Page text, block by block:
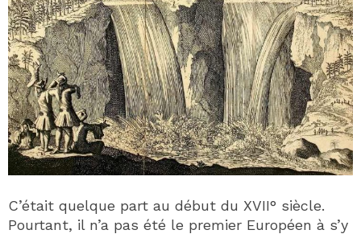
C’était quelque part au début du XVII° siècle.
Pourtant, il n’a pas été le premier Européen à s’y